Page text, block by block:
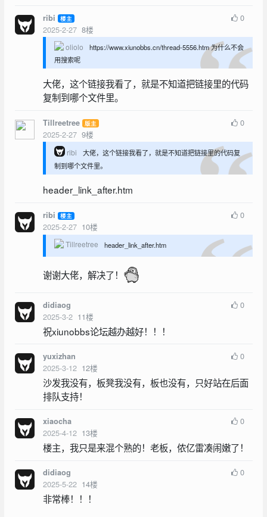
ribi 楼主
2025-2-27 8楼
0
oliolo
https://www.xiunobbs.cn/thread-5556.htm 为什么不会
用搜索呢
大佬，这个链接我看了，就是不知道把链接里的代码
复制到哪个文件里。
Tillreetree 版主
2025-2-27 9楼
0
ribi
大佬，这个链接我看了，就是不知道把链接里的代码复
制到哪个文件里。
header_link_after.htm
ribi 楼主
2025-2-27 10楼
0
Tillreetree header_link_after.htm
谢谢大佬，解决了！
didiaog
2025-3-2 11楼
0
祝xiunobbs论坛越办越好！！！
yuxizhan
2025-3-12 12楼
0
沙发我没有，板凳我没有，板也没有，只好站在后面
排队支持！
xiaocha
2025-4-12 13楼
0
楼主，我只是来混个熟的！老板，侬亿雷凑闹嫩了！
didiaog
2025-5-22 14楼
0
非常棒！！！